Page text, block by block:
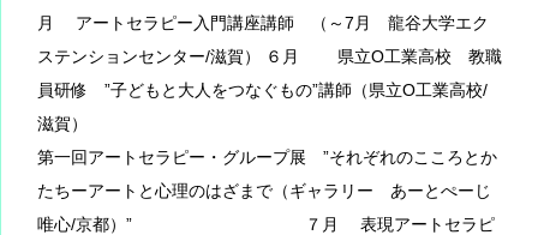
月 アートセラピー入門講座講師 （～7月 龍谷大学エク
ステンションセンター/滋賀） ６月 県立O工業高校 教職
員研修 ”子どもと大人をつなぐもの”講師（県立O工業高校/
滋賀）
第一回アートセラピー・グループ展 ”それぞれのこころとか
たちーアートと心理のはざまで（ギャラリー あーとぺーじ
唯心/京都）” ７月 表現アートセラピ